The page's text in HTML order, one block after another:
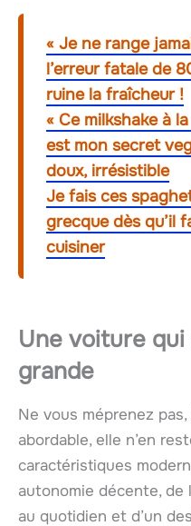
« Je ne range
l’erreur fatale de
ruine la fraîcheur !
« Ce milkshake à
est mon secret
doux, irrésistible
Je fais ces
grecque dès qu’il
cuisiner
Une voiture qui
grande
Ne vous méprenez
abordable, elle n’en
caractéristiques
autonomie décente, de
au quotidien et d’un